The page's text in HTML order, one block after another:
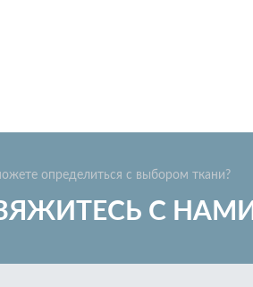
определиться с выбором ткани?
С НАМИ